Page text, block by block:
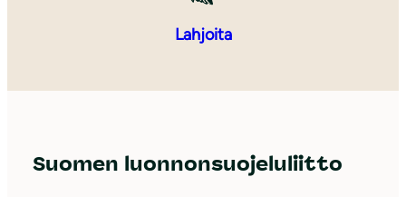
Lahjoita
Suomen luonnonsuojeluliitto